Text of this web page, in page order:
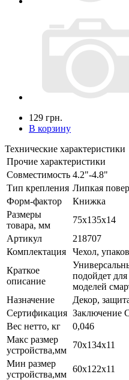
129 грн.
В корзину
Технические характеристики
Прочие характеристики
Совместимость 4.2"-4.8"
Тип крепления Липкая
Форм-фактор
Книжка
Размеры
товара, мм
75x135x14
Артикул
218707
Комплектация
Чехол,
Краткое
описание
подойдет
моделей
Назначение
Декор,
Сертификация Заключение
Вес нетто, кг
0,046
Макс размер
устройства,мм
70x134x11
Мин размер
устройства,мм
60x122x11